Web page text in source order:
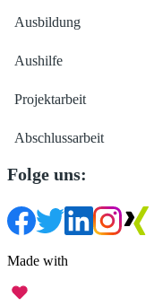
Ausbildung
Aushilfe
Projektarbeit
Abschlussarbeit
Folge uns:
Made with